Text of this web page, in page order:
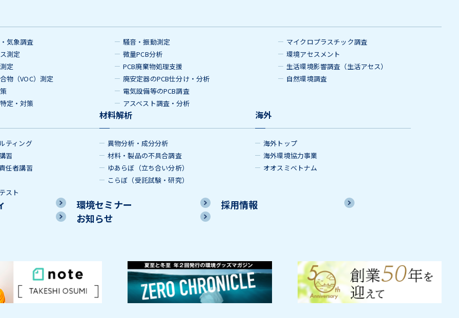
気象調査
測定
定
物（VOC）測定
定・対策
騒音・振動測定
微量PCB分析
PCB廃棄物処理支援
廃安定器のPCB仕分け・分析
電気設備等のPCB調査
アスベスト調査・分析
マイクロプラスチック調査
環境アセスメント
生活環境影響調査（生活アセス）
自然環境調査
ティング
習
任者講習
スト
材料解析
異物分析・成分分析
材料・製品の不具合調査
ゆあらぼ（立ち合い分析）
こらぼ（受託試験・研究）
海外
海外トップ
海外環境協力事業
オオスミベトナム
環境セミナー
採用情報
お知らせ